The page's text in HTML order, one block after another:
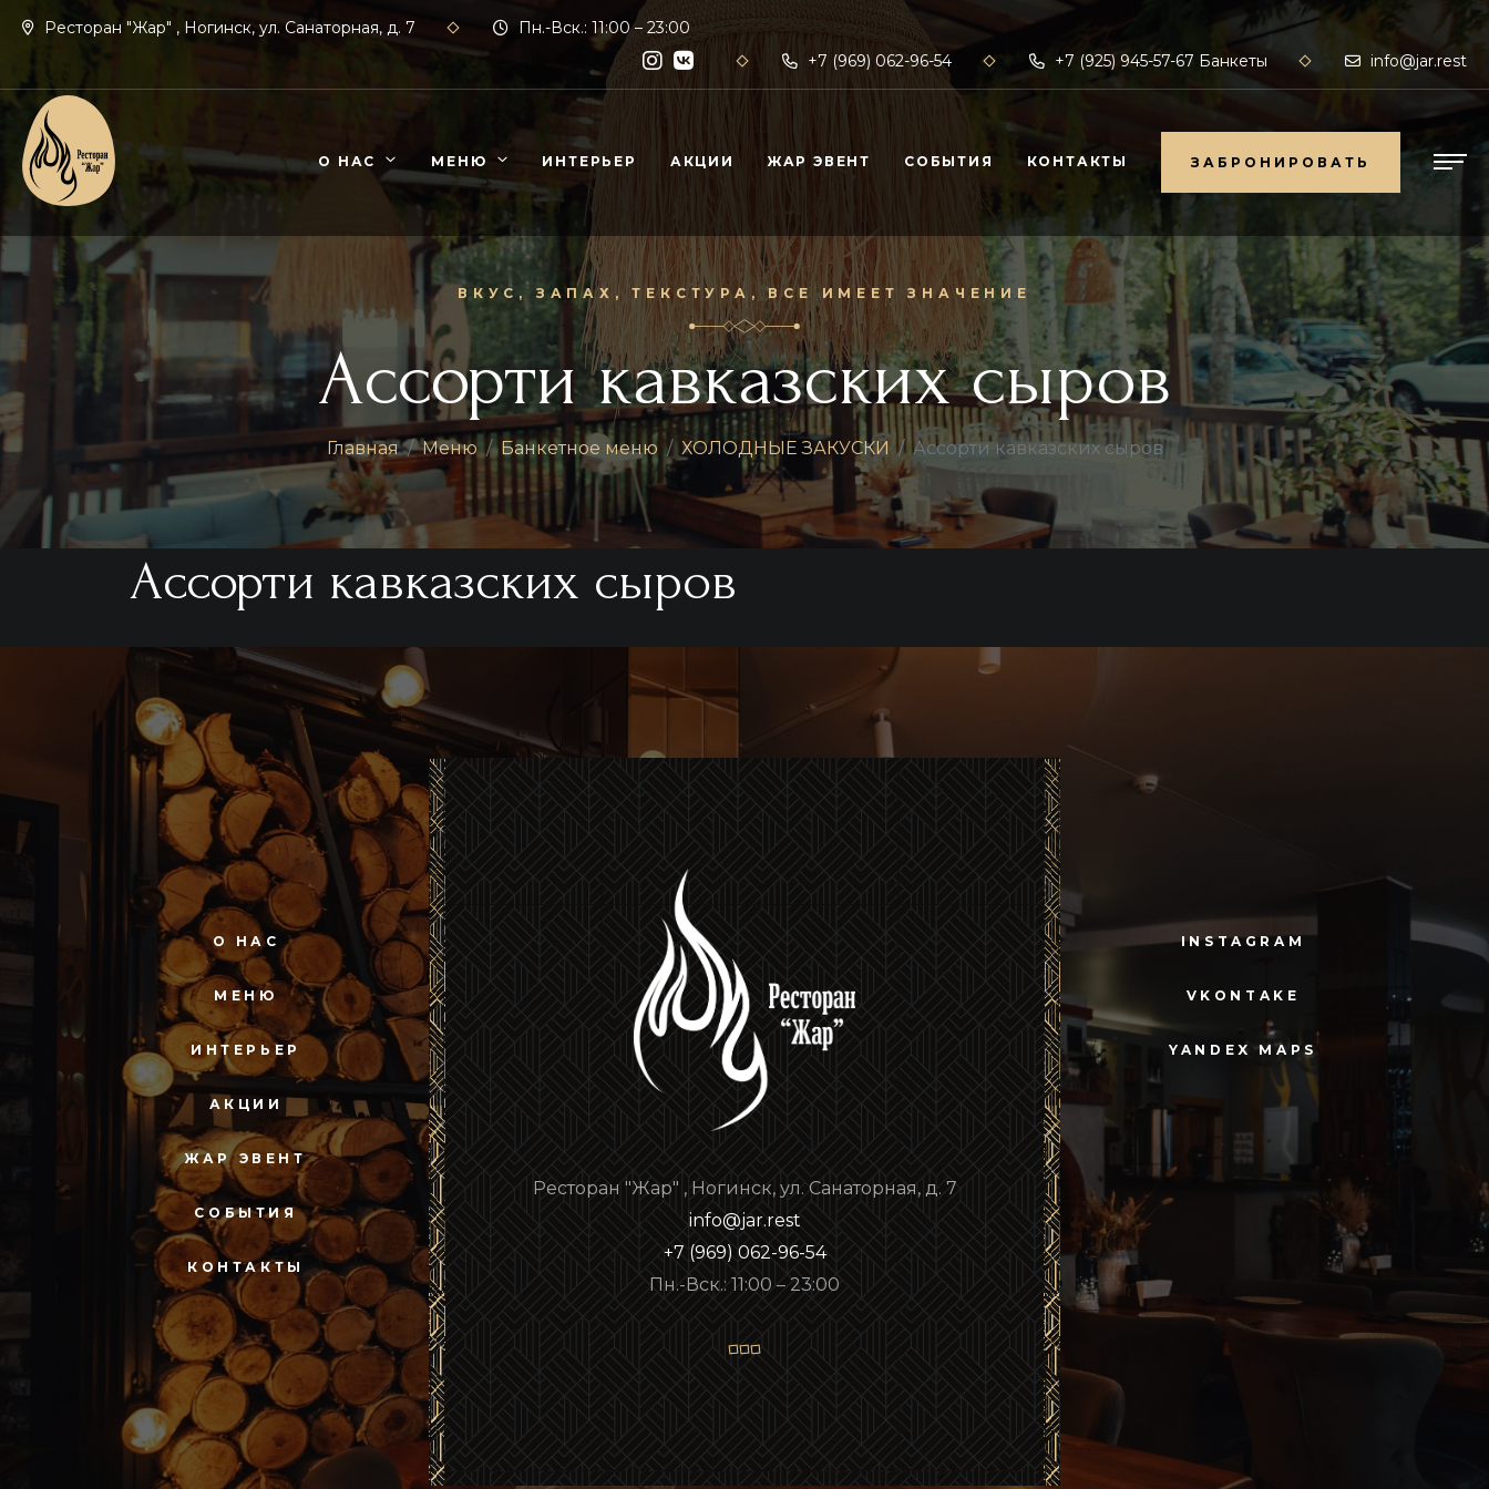
Ресторан "Жар" , Ногинск, ул. Санаторная, д. 7
Пн.-Вск.: 11:00 – 23:00
+7 (969) 062-96-54
+7 (925) 945-57-67 Банкеты info@jar.rest
О НАС МЕНЮ ИНТЕРЬЕР АКЦИИ ЖАР ЭВЕНТ СОБЫТИЯ КОНТАКТЫ
ЗАБРОНИРОВАТЬ
ЗАБРОНИРОВАТЬ
ВКУС, ЗАПАХ, ТЕКСТУРА, ВСЕ ИМЕЕТ ЗНАЧЕНИЕ
Ассорти кавказских сыров
Главная Меню Банкетное меню ХОЛОДНЫЕ ЗАКУСКИ Ассорти кавказских сыров
Ассорти кавказских сыров
Ресторан "Жар" , Ногинск, ул. Санаторная, д. 7
info@jar.rest
+7 (969) 062-96-54
Пн.-Вск.: 11:00 – 23:00
О НАС
МЕНЮ
ИНТЕРЬЕР
АКЦИИ
ЖАР ЭВЕНТ
СОБЫТИЯ
КОНТАКТЫ
INSTAGRAM
VKONTAKE
YANDEX MAPS